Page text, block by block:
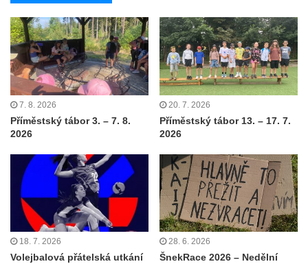
7. 8. 2026
Příměstský tábor 3. – 7. 8.
2026
20. 7. 2026
Příměstský tábor 13. – 17. 7.
2026
18. 7. 2026
Volejbalová přátelská utkání
28. 6. 2026
ŠnekRace 2026 – Nedělní